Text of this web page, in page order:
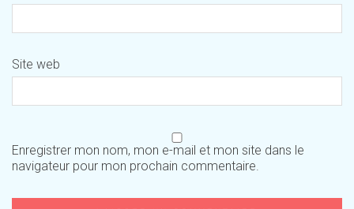
Site web
Enregistrer mon nom, mon e-mail et mon site dans le
navigateur pour mon prochain commentaire.